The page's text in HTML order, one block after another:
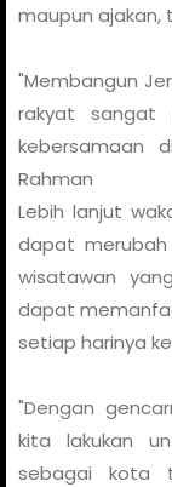
maupun ajakan,
"Membangun
rakyat sangat
kebersamaan
Rahman
Lebih lanjut
dapat
wisatawan
dapat
setiap harinya
"Dengan
kita lakukan
sebagai kota